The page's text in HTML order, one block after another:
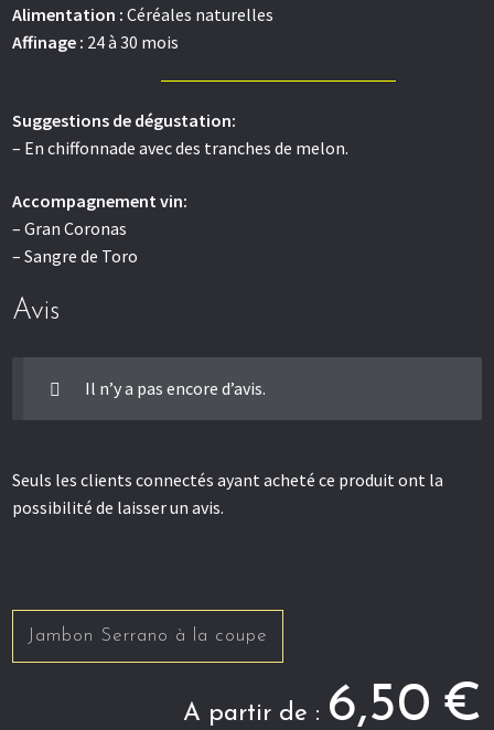
Alimentation : Céréales naturelles
Affinage : 24 à 30 mois
Suggestions de dégustation:
– En chiffonnade avec des tranches de melon.
Accompagnement vin:
– Gran Coronas
– Sangre de Toro
Avis
Il n’y a pas encore d’avis.
Seuls les clients connectés ayant acheté ce produit ont la
possibilité de laisser un avis.
Jambon Serrano à la coupe
A partir de : 6,50 €